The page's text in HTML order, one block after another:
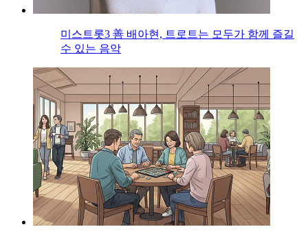
미스트롯3 善 배아현, 트로트는 모두가 함께 즐길
수 있는 음악